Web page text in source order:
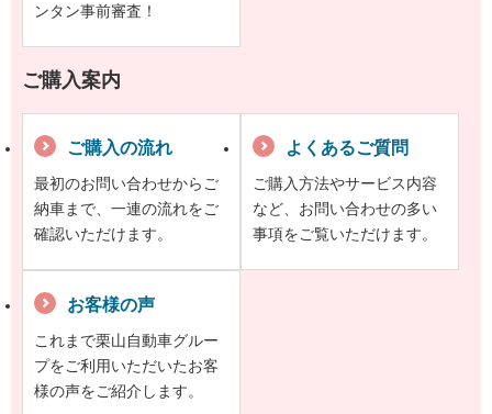
ンタン事前審査！
ご購入案内
ご購入の流れ
最初のお問い合わせからご
納車まで、一連の流れをご
確認いただけます。
よくあるご質問
ご購入方法やサービス内容
など、お問い合わせの多い
事項をご覧いただけます。
お客様の声
これまで栗山自動車グルー
プをご利用いただいたお客
様の声をご紹介します。